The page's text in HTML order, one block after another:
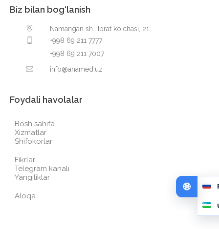
Biz bilan bog‘lanish
Namangan sh., Ibrat ko‘chasi, 21
+998 69 211 7777
+998 69 211 7007
info@anamed.uz
Foydali havolalar
Bosh sahifa
Xizmatlar
Shifokorlar
Fikrlar
Telegram kanali
Yangiliklar
Aloqa